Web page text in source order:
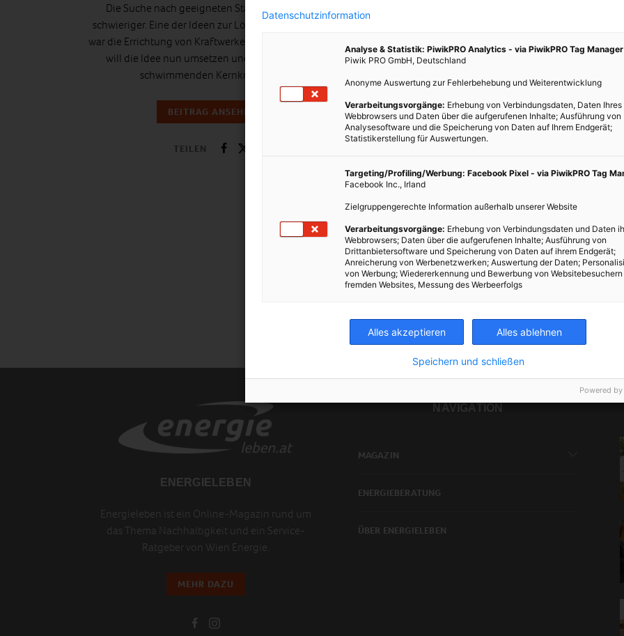
Die Suche nach geeigneten Standorten wurde
schwieriger. Eine der Ideen zur Lösung des Problems
war die Errichtung von Kraftwerken im Meer. Russland
will die Idee nun umsetzen und baut an einem
schwimmenden Kernkraftwerk.
BEITRAG ANSEHEN
TEILEN
ENERGIELEBEN
Energieleben ist ein Online-Magazin rund um
das Thema Nachhaltigkeit und ein Service-
Ratgeber von Wien Energie.
MEHR DAZU
NAVIGATION
MAGAZIN
ENERGIEBERATUNG
ÜBER ENERGIELEBEN
Datenschutzinformation
Analyse & Statistik: PiwikPRO Analytics - via PiwikPRO Tag Manager
Piwik PRO GmbH, Deutschland
Anonyme Auswertung zur Fehlerbehebung und Weiterentwicklung
Verarbeitungsvorgänge: Erhebung von Verbindungsdaten, Daten Ihres
Webbrowsers und Daten über die aufgerufenen Inhalte; Ausführung von
Analysesoftware und die Speicherung von Daten auf Ihrem Endgerät;
Statistikerstellung für Auswertungen.
Targeting/Profiling/Werbung: Facebook Pixel - via PiwikPRO Tag
Facebook Inc., Irland
Zielgruppengerechte Information außerhalb unserer Website
Verarbeitungsvorgänge: Erhebung von Verbindungsdaten und Daten
Webbrowsers; Daten über die aufgerufenen Inhalte; Ausführung von
Drittanbietersoftware und Speicherung von Daten auf ihrem Endgerät;
Anreicherung von Werbenetzwerken; Auswertung der Daten;
von Werbung; Wiedererkennung und Bewerbung von
fremden Websites, Messung des Werbeerfolgs
Alles akzeptieren Alles ablehnen
Speichern und schließen
Powered by